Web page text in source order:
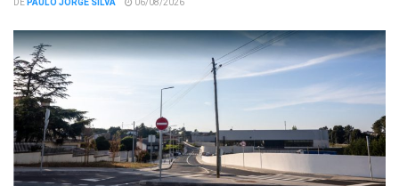
DEPAULO JORGE SILVA 06/08/2026